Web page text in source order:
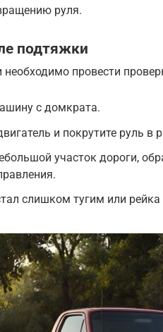
руля.
подтяжки
необходимо провести
с домкрата.
и покрутите руль в
участок дороги,
слишком тугим или